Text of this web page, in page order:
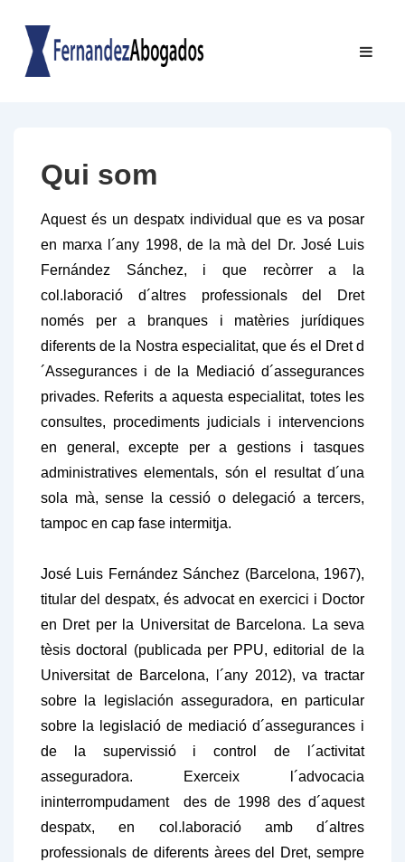
Saltar
Qui som
Aquest és un despatx individual que es va posar
en marxa l´any 1998, de la mà del Dr. José Luis
Fernández Sánchez, i que recòrrer a la
col.laboració d´altres professionals del Dret
només per a branques i matèries jurídiques
diferents de la Nostra especialitat, que és el Dret d
´Assegurances i de la Mediació d´assegurances
privades. Referits a aquesta especialitat, totes les
consultes, procediments judicials i intervencions
en general, excepte per a gestions i tasques
administratives elementals, són el resultat d´una
sola mà, sense la cessió o delegació a tercers,
tampoc en cap fase intermitja.
José Luis Fernández Sánchez (Barcelona, 1967),
titular del despatx, és advocat en exercici i Doctor
en Dret per la Universitat de Barcelona. La seva
tèsis doctoral (publicada per PPU, editorial de la
Universitat de Barcelona, l´any 2012), va tractar
sobre la legislación asseguradora, en particular
sobre la legislació de mediació d´assegurances i
de la supervissió i control de l´activitat
asseguradora. Exerceix l´advocacia
ininterrompudament des de 1998 des d´aquest
despatx, en col.laboració amb d´altres
professionals de diferents àrees del Dret, sempre